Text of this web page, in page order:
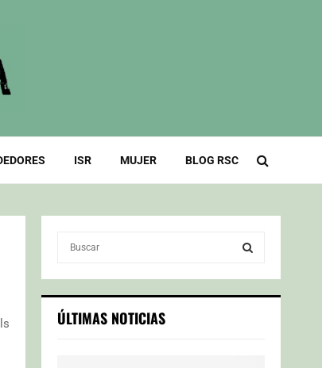
ISR MUJER BLOG RSC
c
h
S
ÚLTIMAS NOTICIAS